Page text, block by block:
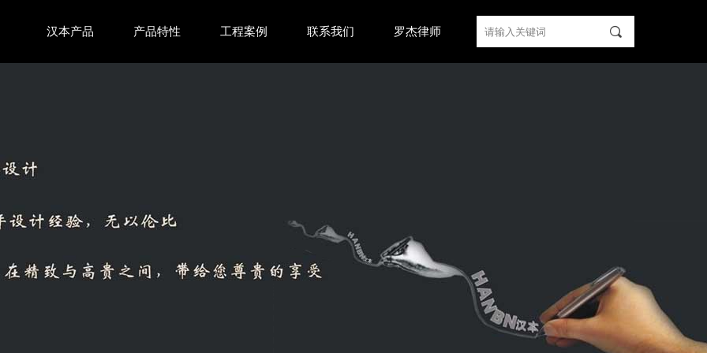
汉本产品 产品特性 工程案例 联系我们 罗杰律师 끠